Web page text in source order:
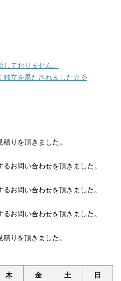
ておりません。
独立を果たされました☆彡
りを頂きました。
お問い合わせを頂きました。
お問い合わせを頂きました。
お問い合わせを頂きました。
りを頂きました。
木 金 土 日